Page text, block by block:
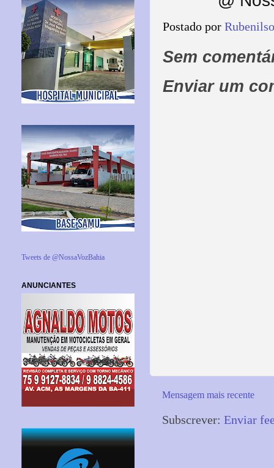
Postado por
Sem
Enviar um
Mensagem mais recente
Subscrever: Enviar
Tweets de @NossaVozBahia
ANUNCIANTES